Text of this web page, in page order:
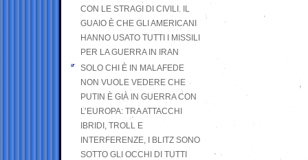
CON LE STRAGI DI CIVILI. IL
GUAIO È CHE GLI AMERICANI
HANNO USATO TUTTI I MISSILI
PER LA GUERRA IN IRAN
SOLO CHI È IN MALAFEDE
NON VUOLE VEDERE CHE
PUTIN È GIÀ IN GUERRA CON
L’EUROPA: TRA ATTACCHI
IBRIDI, TROLL E
INTERFERENZE, I BLITZ SONO
SOTTO GLI OCCHI DI TUTTI